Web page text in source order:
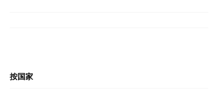
按国家